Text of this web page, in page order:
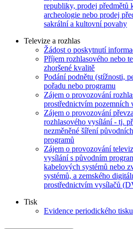
republiky, prodej předmětů
archeologie nebo prodej
sakrální a kultovní povahy
Televize a rozhlas
Žádost o poskytnutí
Příjem rozhlasového nebo
zhoršené kvalitě
Podání podnětu (stížnosti,
pořadu nebo programu
Zájem o provozování
prostřednictvím pozemních
Zájem o provozování
rozhlasového vysílání - tj.
nezměněné šíření
programů
Zájem o provozování
vysílání s původním
kabelových systémů nebo
systémů, a zemského
prostřednictvím vysílačů
Tisk
Evidence periodického tisku